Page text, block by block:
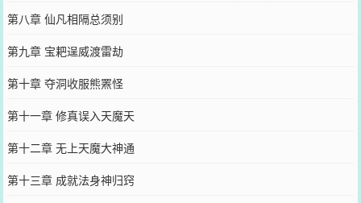
第八章 仙凡相隔总须别
第九章 宝耙逞威渡雷劫
第十章 夺洞收服熊罴怪
第十一章 修真误入天魔天
第十二章 无上天魔大神通
第十三章 成就法身神归窍